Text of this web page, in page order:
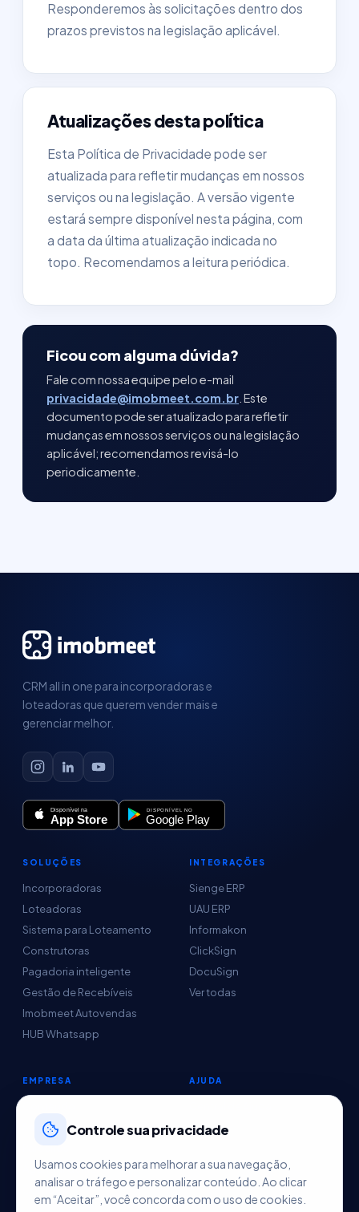
Responderemos às solicitações dentro dos
prazos previstos na legislação aplicável.
Atualizações desta política
Esta Política de Privacidade pode ser
atualizada para refletir mudanças em nossos
serviços ou na legislação. A versão vigente
estará sempre disponível nesta página, com
a data da última atualização indicada no
topo. Recomendamos a leitura periódica.
Ficou com alguma dúvida?
Fale com nossa equipe pelo e-mail
privacidade@imobmeet.com.br . Este
documento pode ser atualizado para refletir
mudanças em nossos serviços ou na legislação
aplicável; recomendamos revisá-lo
periodicamente.
CRM all in one para incorporadoras e
loteadoras que querem vender mais e
gerenciar melhor.
SOLUÇÕES
Incorporadoras
Loteadoras
Sistema para Loteamento
Construtoras
Pagadoria inteligente
Gestão de Recebíveis
Imobmeet Autovendas
HUB Whatsapp
INTEGRAÇÕES
Sienge ERP
UAU ERP
Informakon
ClickSign
DocuSign
Ver todas
EMPRESA
Sobre nós
Agendar demo
Contato
AJUDA
Controle sua privacidade
Usamos cookies para melhorar a sua navegação,
analisar o tráfego e personalizar conteúdo. Ao clicar
em “Aceitar”, você concorda com o uso de cookies.